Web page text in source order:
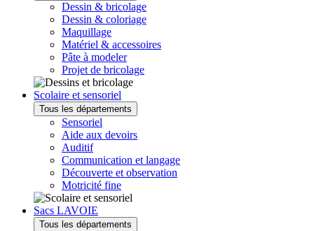
Dessin & bricolage
Dessin & coloriage
Maquillage
Matériel & accessoires
Pâte à modeler
Projet de bricolage
Scolaire et sensoriel
Tous les départements
Sensoriel
Aide aux devoirs
Auditif
Communication et langage
Découverte et observation
Motricité fine
Sacs LAVOIE
Tous les départements